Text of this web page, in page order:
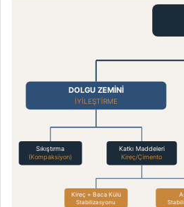
DOLGU ZEMİNİ
İYİLEŞTİRME
Sıkıştırma
(Kompaksiyon)
Katkı Maddeleri
Kireç/Çimento
Kireç + Baca Külü
Stabilizasyonu